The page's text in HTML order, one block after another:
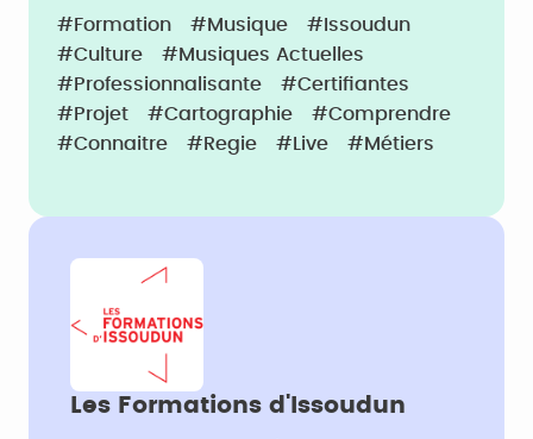
#Formation #Musique
#Issoudun
#Culture
#Musiques Actuelles
#Professionnalisante
#Certifiantes
#Projet
#Cartographie
#Comprendre
#Connaitre
#Regie #Live #Métiers
Les Formations d'Issoudun